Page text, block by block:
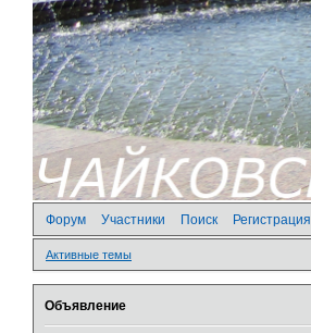
Форум Участники Поиск Регистрация
Активные темы
Объявление